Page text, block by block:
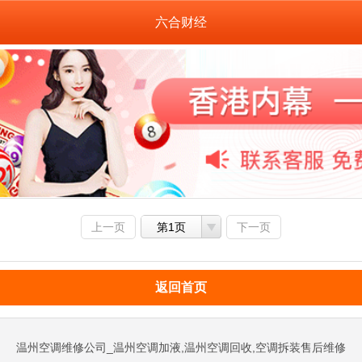
六合财经
上一页 第1页 下一页
返回首页
温州空调维修公司_温州空调加液,温州空调回收,空调拆装售后维修